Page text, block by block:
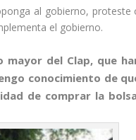
al gobierno, proteste
el gobierno.
mayor del Clap, que
conocimiento de
de comprar la